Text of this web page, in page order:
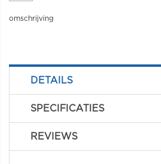
omschrijving
DETAILS
SPECIFICATIES
REVIEWS